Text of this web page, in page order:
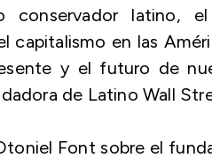
latino,
en las
y el futuro de
de Latino Wall
Font sobre el